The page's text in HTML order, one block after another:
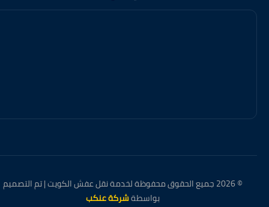
© 2026 جميع الحقوق محفوظة لخدمة نقل عفش الكويت | تم التصميم
بواسطةشركة عنكب